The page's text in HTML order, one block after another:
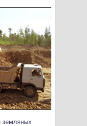
земляных